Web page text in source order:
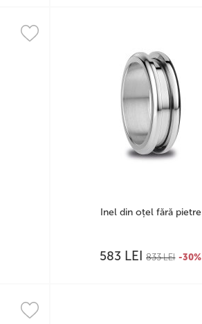
Inel din oțel fără pietre
583 LEI 833LEI -30%